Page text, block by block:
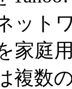
ット
家庭
複数